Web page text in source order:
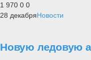
1 970 0 0
28 декабряНовости
Новую ледовую